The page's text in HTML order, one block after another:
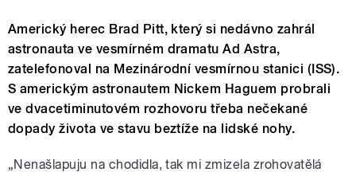
Americký herec Brad Pitt, který si nedávno zahrál
astronauta ve vesmírném dramatu Ad Astra,
zatelefonoval na Mezinárodní vesmírnou stanici (ISS).
S americkým astronautem Nickem Haguem probrali
ve dvacetiminutovém rozhovoru třeba nečekané
dopady života ve stavu beztíže na lidské nohy.
„Nenašlapuju na chodidla, tak mi zmizela zrohovatělá